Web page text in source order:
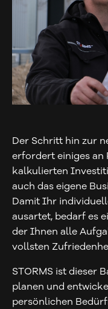
Der Schritt hin zur
erfordert einiges an
kalkulierten
auch das eigene
Damit Ihr
ausartet, bedarf es
der Ihnen alle
vollsten
STORMS ist dieser
planen und
persönlichen